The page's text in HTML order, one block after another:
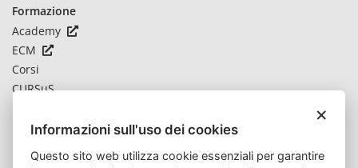
Formazione
Academy
ECM
Corsi
CURSuS
Novità
Bandi
×
Informazioni sull'uso dei cookies
Questo sito web utilizza cookie essenziali per garantire